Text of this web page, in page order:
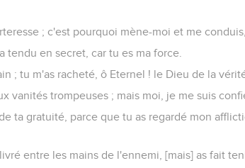
; c'est pourquoi mène-moi et me
tendu en secret, car tu es ma force.
; tu m'as racheté, ô Eternel ! le Dieu de la
vanités trompeuses ; mais moi, je me suis
ta gratuité, parce que tu as regardé mon
entre les mains de l'ennemi, [mais] as fait